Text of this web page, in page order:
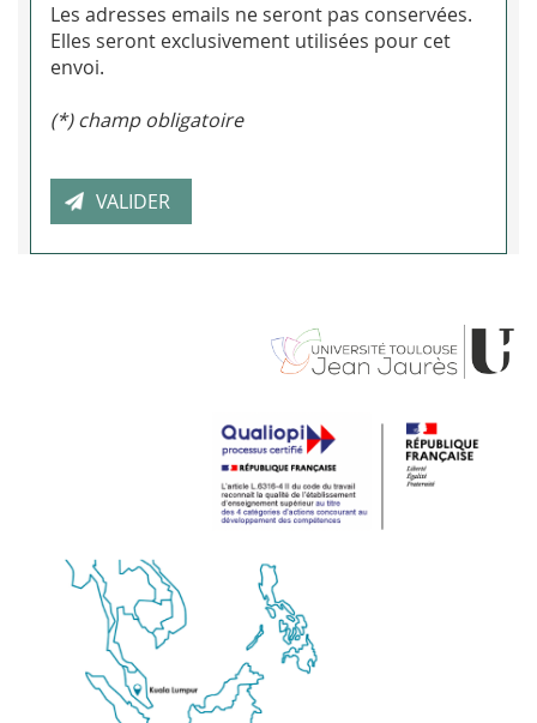
Les adresses emails ne seront pas conservées.
Elles seront exclusivement utilisées pour cet
envoi.
(*) champ obligatoire